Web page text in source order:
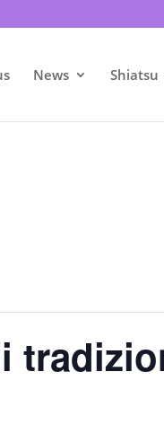
News Shiatsu